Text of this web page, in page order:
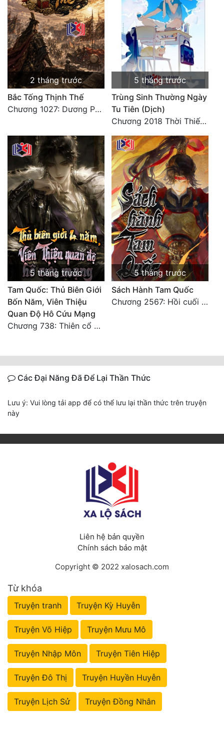
2 tháng trước
Bắc Tống Thịnh Thế
Chương 1027: Dương Phàm! Viễn Hàng!
5 tháng trước
Trùng Sinh Thường Ngày
Tu Tiên (Dịch)
Chương 2018 Thời Thiếu Niên
5 tháng trước
Tam Quốc: Thủ Biên Giới
Bốn Năm, Viên Thiệu
Quan Độ Hô Cứu Mạng
Chương 738: Thiên cổ đế quốc [HẾT]
5 tháng trước
Sách Hành Tam Quốc
Chương 2567: Hồi cuối [HẾT]
Các Đại Năng Đã Để Lại Thần Thức
Lưu ý: Vui lòng tải app để có thể lưu lại thần thức trên truyện
này
Liên hệ bản quyền
Chính sách bảo mật
Copyright © 2022 xalosach.com
Từ khóa
Truyện tranh Truyện Kỳ Huyễn
Truyện Võ Hiệp Truyện Mưu Mô
Truyện Nhập Môn Truyện Tiên Hiệp
Truyện Đô Thị Truyện Huyền Huyễn
Truyện Lịch Sử Truyện Đồng Nhân